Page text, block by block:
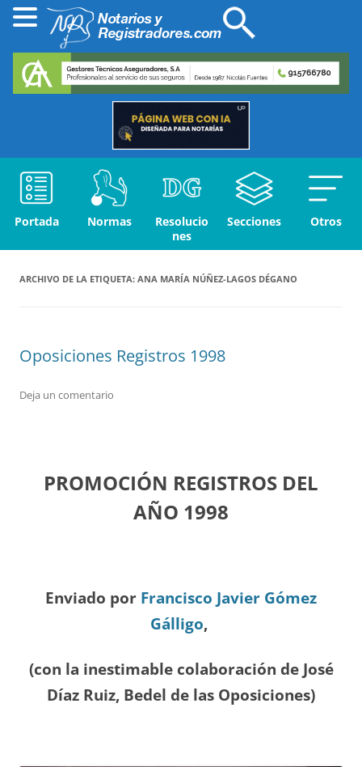
Portada Normas
Resolucio
nes
Secciones Otros
ARCHIVO DE LA ETIQUETA: ANA MARÍA NÚÑEZ-LAGOS DÉGANO
Oposiciones Registros 1998
Deja un comentario
PROMOCIÓN REGISTROS DEL
AÑO 1998
Enviado por Francisco Javier Gómez
Gálligo,
(con la inestimable colaboración de José
Díaz Ruiz, Bedel de las Oposiciones)